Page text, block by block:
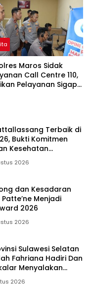
Publik
Maros Sidak
Call Centre 110,
Pelayanan Sigap
Terbaik di
Bukti Komitmen
Kesehatan
2026
dan Kesadaran
Menjadi
2026
2026
Sulawesi Selatan
Fahriana Hadiri Dan
Menyalakan
Melalui Malam
Award 2026
2026